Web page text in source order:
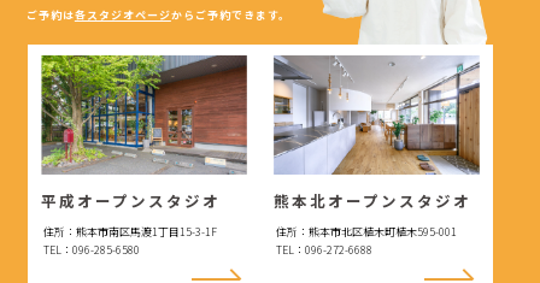
ご予約は各スタジオページからご予約できます。
平成オープンスタジオ
住所：熊本市南区馬渡1丁目15-3-1F
TEL：096-285-6580
熊本北オープンスタジオ
住所：熊本市北区植木町植木595-001
TEL：096-272-6688